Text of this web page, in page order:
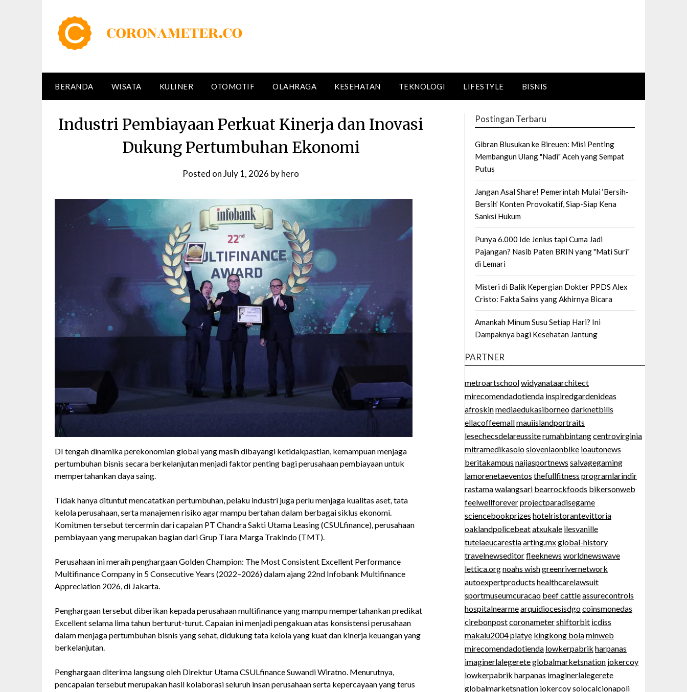
BERANDA WISATA KULINER OTOMOTIF OLAHRAGA KESEHATAN TEKNOLOGI LIFESTYLE BISNIS
Industri Pembiayaan Perkuat Kinerja dan Inovasi
Dukung Pertumbuhan Ekonomi
Posted onJuly 1, 2026 byhero
DI tengah dinamika perekonomian global yang masih dibayangi ketidakpastian, kemampuan menjaga
pertumbuhan bisnis secara berkelanjutan menjadi faktor penting bagi perusahaan pembiayaan untuk
mempertahankan daya saing.
Tidak hanya dituntut mencatatkan pertumbuhan, pelaku industri juga perlu menjaga kualitas aset, tata
kelola perusahaan, serta manajemen risiko agar mampu bertahan dalam berbagai siklus ekonomi.
Komitmen tersebut tercermin dari capaian PT Chandra Sakti Utama Leasing (CSULfinance), perusahaan
pembiayaan yang merupakan bagian dari Grup Tiara Marga Trakindo (TMT).
Perusahaan ini meraih penghargaan Golden Champion: The Most Consistent Excellent Performance
Multifinance Company in 5 Consecutive Years (2022–2026) dalam ajang 22nd Infobank Multifinance
Appreciation 2026, di Jakarta.
Penghargaan tersebut diberikan kepada perusahaan multifinance yang mampu mempertahankan predikat
Excellent selama lima tahun berturut-turut. Capaian ini menjadi pengakuan atas konsistensi perusahaan
dalam menjaga pertumbuhan bisnis yang sehat, didukung tata kelola yang kuat dan kinerja keuangan yang
berkelanjutan.
Penghargaan diterima langsung oleh Direktur Utama CSULfinance Suwandi Wiratno. Menurutnya,
pencapaian tersebut merupakan hasil kolaborasi seluruh insan perusahaan serta kepercayaan yang terus
Postingan Terbaru
Gibran Blusukan ke Bireuen: Misi Penting
Membangun Ulang "Nadi" Aceh yang Sempat
Putus
Jangan Asal Share! Pemerintah Mulai ‘Bersih-
Bersih’ Konten Provokatif, Siap-Siap Kena
Sanksi Hukum
Punya 6.000 Ide Jenius tapi Cuma Jadi
Pajangan? Nasib Paten BRIN yang "Mati Suri"
di Lemari
Misteri di Balik Kepergian Dokter PPDS Alex
Cristo: Fakta Sains yang Akhirnya Bicara
Amankah Minum Susu Setiap Hari? Ini
Dampaknya bagi Kesehatan Jantung
PARTNER
metroartschoolwidyanataarchitect
mirecomendadotienda inspiredgardenideas
afroskinmediaedukasiborneodarknetbills
ellacoffeemallmauiislandportraits
lesechecsdelareussiterumahbintangcentrovirginia
mitramedikasolosloveniaonbike ioautonews
beritakampus naijasportnews salvagegaming
lamorenetaeventos thefullfitness programlarindir
rastamawalangsari bearrockfoods bikersonweb
feelwellforeverprojectparadisegame
sciencebookprizes hotelristorantevittoria
oaklandpolicebeatatxukale ilesvanille
tutelaeucarestiaarting.mxglobal-history
travelnewseditorfleeknews worldnewswave
lettica.orgnoahs wishgreenrivernetwork
autoexpertproducts healthcarelawsuit
sportmuseumcuracao beef cattleassurecontrols
hospitalnearmearquidiocesisdgocoinsmonedas
cirebonpostcoronametershiftorbit icdiss
makalu2004platye kingkong bolaminweb
mirecomendadotienda lowkerpabrik harpanas
imaginerlalegereteglobalmarketsnation jokercoy
lowkerpabrik harpanas imaginerlalegerete
globalmarketsnation jokercoysolocalcionapoli